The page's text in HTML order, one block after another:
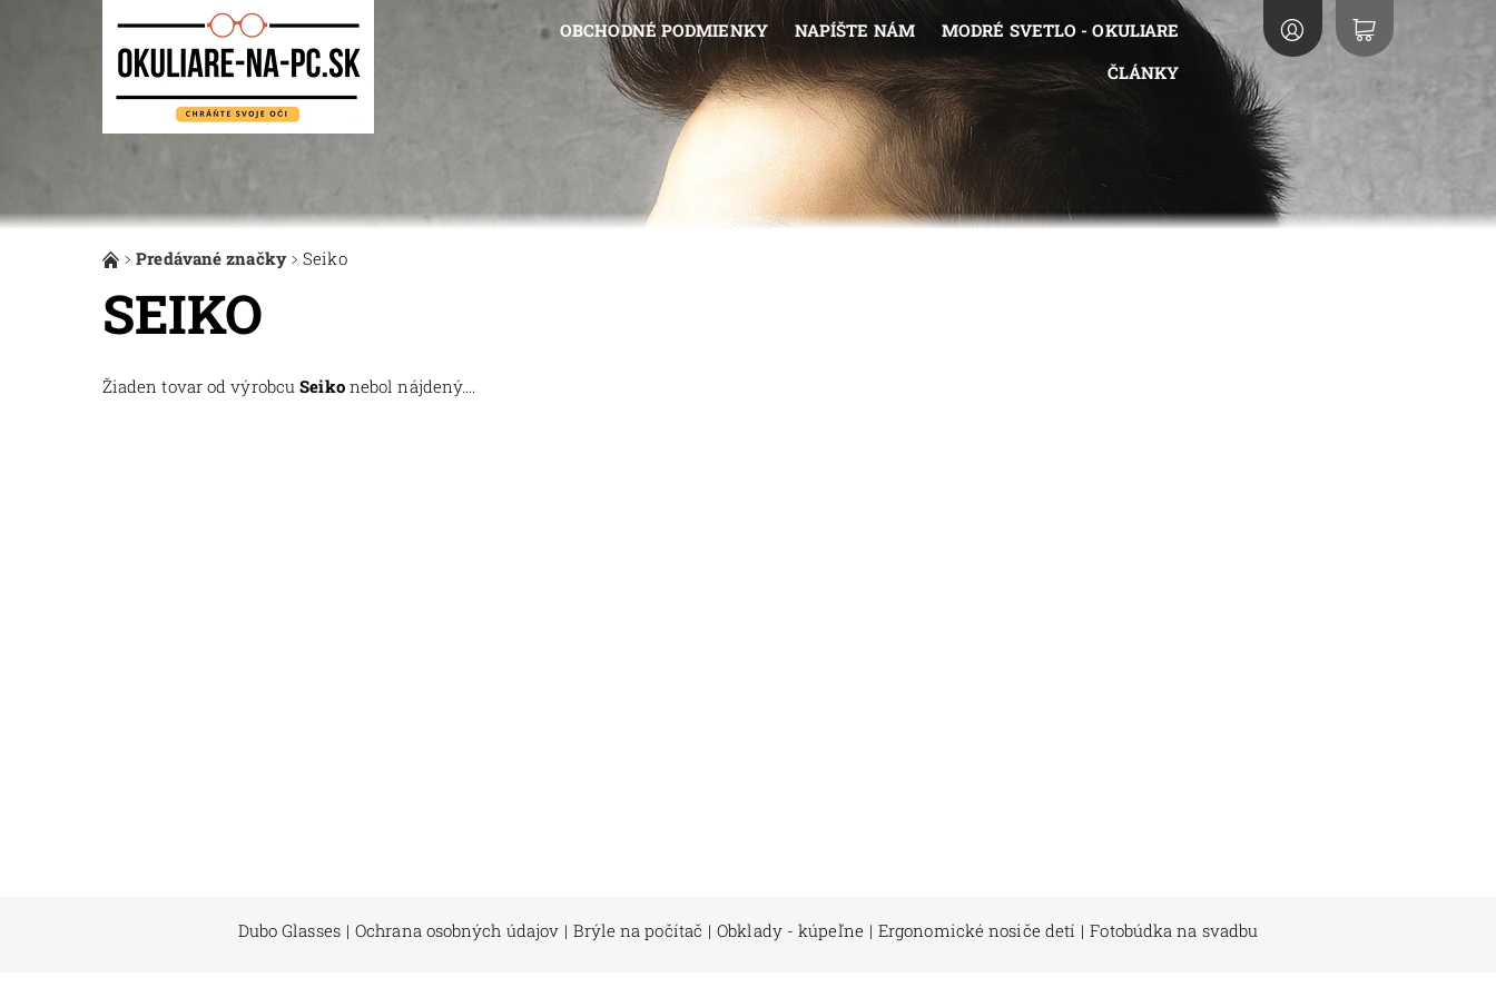
OBCHODNÉ PODMIENKY NAPÍŠTE NÁM
MODRÉ SVETLO - OKULIARE
ČLÁNKY
Predávané značky Seiko
SEIKO
Žiaden tovar od výrobcuSeikonebol nájdený....
Dubo Glasses | Ochrana osobných údajov | Brýle na počítač | Obklady - kúpeľne | Ergonomické nosiče detí | Fotobúdka na svadbu